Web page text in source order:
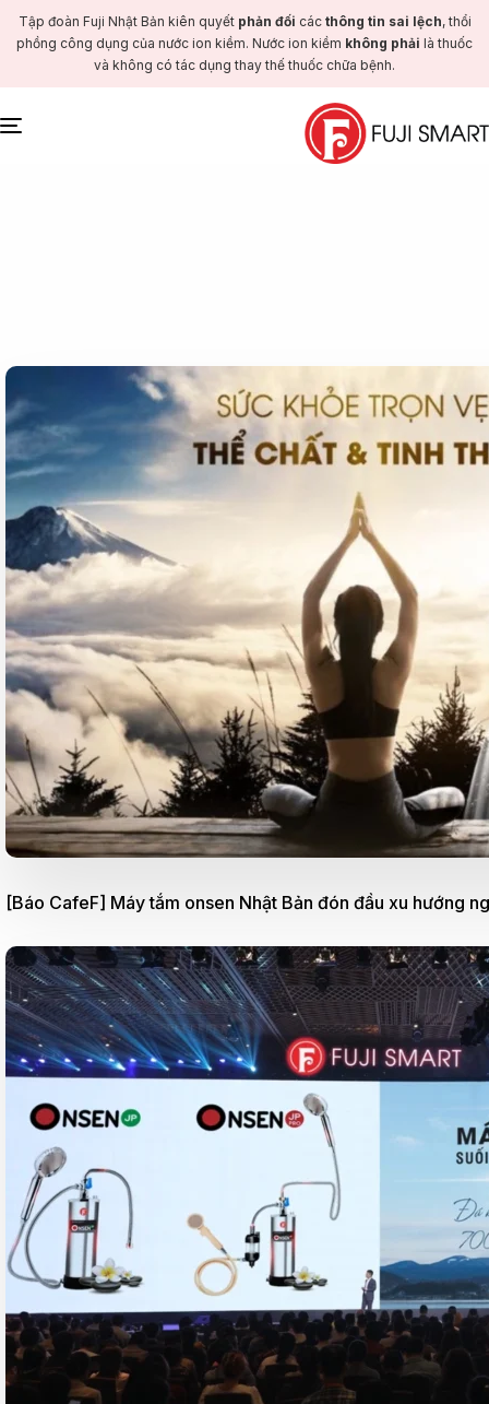
Tập đoàn Fuji Nhật Bản kiên quyết phản đối các thông tin sai lệch, thổi
phồng công dụng của nước ion kiềm. Nước ion kiềm không phải là thuốc
và không có tác dụng thay thế thuốc chữa bệnh.
Toggle
[Báo CafeF] Máy tắm onsen Nhật Bản đón đầu xu hướng